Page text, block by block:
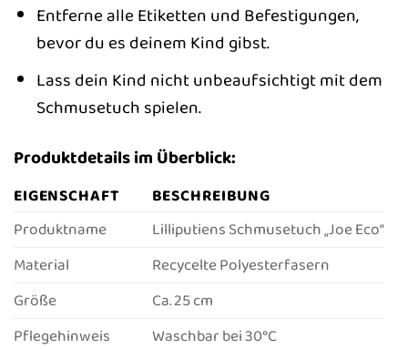
Entferne alle Etiketten und Befestigungen,
bevor du es deinem Kind gibst.
Lass dein Kind nicht unbeaufsichtigt mit dem
Schmusetuch spielen.
Produktdetails im Überblick:
EIGENSCHAFT
BESCHREIBUNG
Produktname
Lilliputiens Schmusetuch „Joe Eco“
Material
Recycelte Polyesterfasern
Größe
Ca. 25 cm
Pflegehinweis
Waschbar bei 30°C